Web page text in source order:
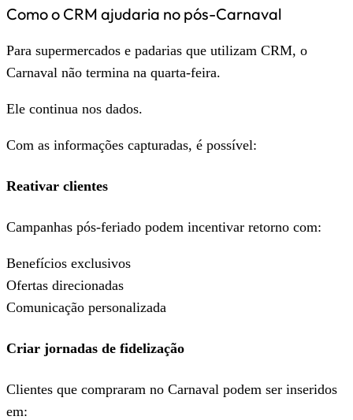
Como o CRM ajudaria no pós-Carnaval
Para supermercados e padarias que utilizam CRM, o
Carnaval não termina na quarta-feira.
Ele continua nos dados.
Com as informações capturadas, é possível:
Reativar clientes
Campanhas pós-feriado podem incentivar retorno com:
Benefícios exclusivos
Ofertas direcionadas
Comunicação personalizada
Criar jornadas de fidelização
Clientes que compraram no Carnaval podem ser inseridos
em: